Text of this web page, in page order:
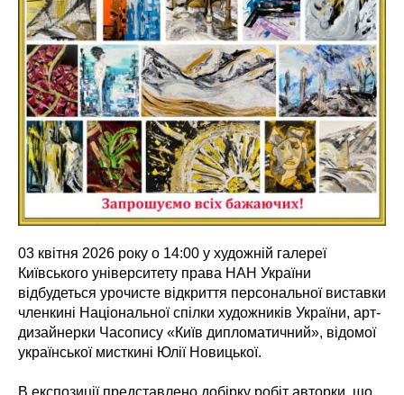
03 квітня 2026 року о 14:00 у художній галереї
Київського університету права НАН України
відбудеться урочисте відкриття персональної виставки
членкині Національної спілки художників України, арт-
дизайнерки Часопису «Київ дипломатичний», відомої
української мисткині Юлії Новицької.
В експозиції представлено добірку робіт авторки, що